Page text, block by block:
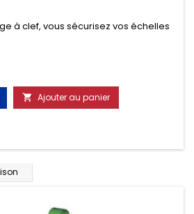
à clef, vous sécurisez vos échelles
contre le vol que pendant le
par paire.
 Ajouter au panier